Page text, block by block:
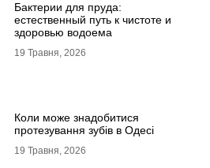
Бактерии для пруда:
естественный путь к чистоте и
здоровью водоема
19 Травня, 2026
Коли може знадобитися
протезування зубів в Одесі
19 Травня, 2026